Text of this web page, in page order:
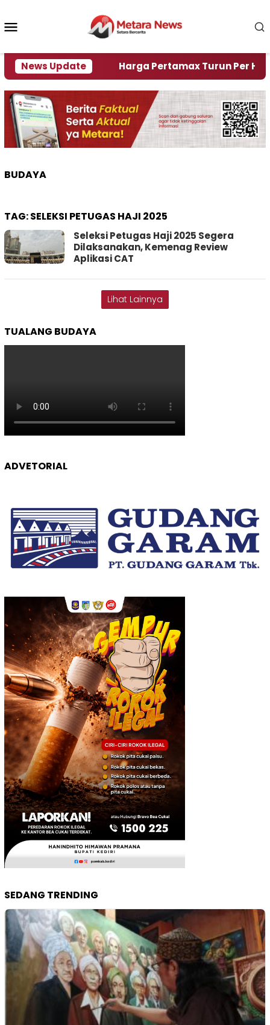
konten
News Update
Krisi Air Harga Pertamax Turun Per Hari Ini,
BUDAYA
TAG:SELEKSI PETUGAS HAJI 2025
Seleksi Petugas Haji 2025 Segera
Dilaksanakan, Kemenag Review
Aplikasi CAT
Lihat Lainnya
TUALANG BUDAYA
ADVETORIAL
SEDANG TRENDING